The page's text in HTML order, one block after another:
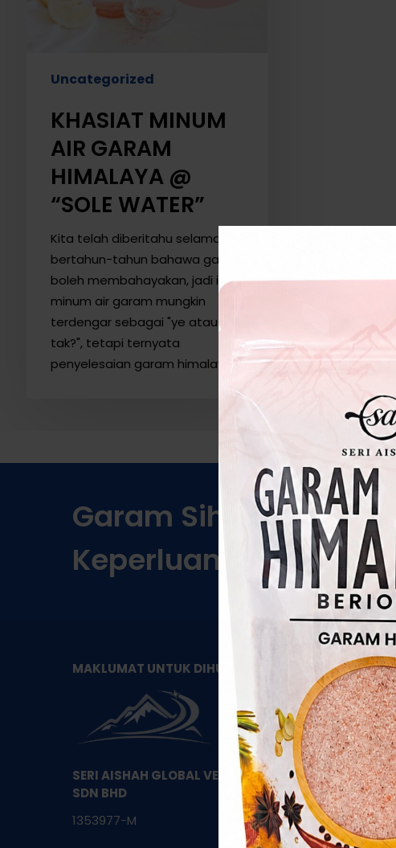
“SOLE
Uncategorized
KHASIAT MINUM
AIR GARAM
HIMALAYA @
“SOLE WATER”
Kita telah diberitahu selama
bertahun-tahun bahawa garam
boleh membahayakan, jadi idea
minum air garam mungkin
terdengar sebagai "ye atau
tak?", tetapi ternyata
penyelesaian garam himalaya …
Garam Sihat
Keperluan!
MAKLUMAT UNTUK DIHUBUNGI
SERI AISHAH GLOBAL VENTURES
SDN BHD
1353977-M